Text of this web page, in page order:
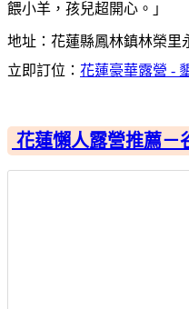
餵小羊，孩兒超開心。」
地址：花蓮縣鳳林鎮林榮里
立即訂位： 花蓮豪華露營 -
花蓮懶人露營推薦－